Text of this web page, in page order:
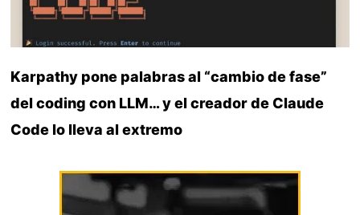
Karpathy pone palabras al “cambio de fase”
del coding con LLM… y el creador de Claude
Code lo lleva al extremo